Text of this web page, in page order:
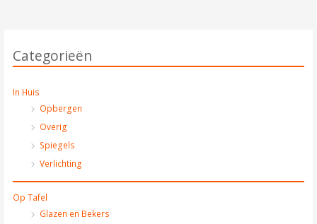
Categorieën
In Huis
Opbergen
Overig
Spiegels
Verlichting
Op Tafel
Glazen en Bekers